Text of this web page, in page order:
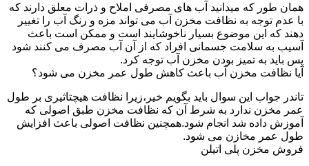
همان طور که میدانید آب های مصرفی املاح و ذرات معلق دارند که
با عدم توجه به نظافت مخزن آب می تواند مزه و رنگ آب را تغییر
دهند که این موضوع بسیار ناخوشایند است و ممکن است باعث
آسیب به سلامت جسمانی افراد که از آن آب مصرف می کنند شود
پس باید به تمیز بودن مخزن آب توجه کرد.
آیا نظافت مخزن آب باعث کاهش طول عمر مخزن می شود؟
تاندر جواب این سوال باید بگویم خیر،زیرا نظافت هیچتاثیری بر طول
عمر مخزن ندارد به شرط آن که نظافت مخزن طبق اصولی که
آموزش داده شد انجام شود.همچنین نظافت اصولی باعث افزایش
طول عمر مخازن می شود.
فروش مخزن پلی اتیلن